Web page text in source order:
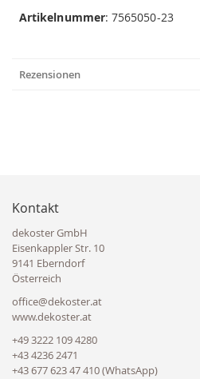
Artikelnummer: 7565050-23
Rezensionen
Kontakt
dekoster GmbH
Eisenkappler Str. 10
9141 Eberndorf
Österreich
office@dekoster.at
www.dekoster.at
+49 3222 109 4280
+43 4236 2471
+43 677 623 47 410 (WhatsApp)